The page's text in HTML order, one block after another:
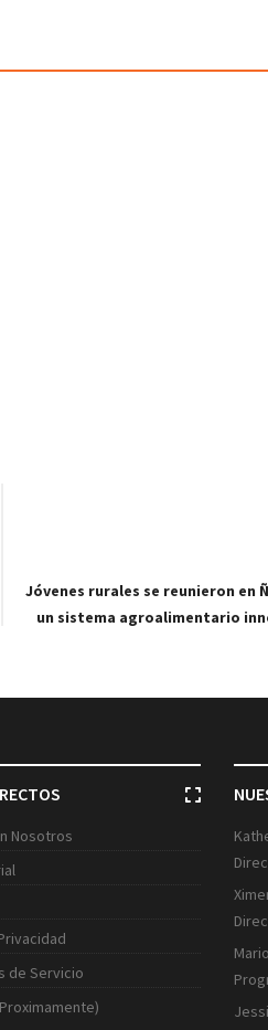
Jóvenes rurales se reunieron en
un sistema agroalimentario
Nosotros
de Servicio